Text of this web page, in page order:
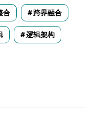
合 跨界融合
逻辑架构